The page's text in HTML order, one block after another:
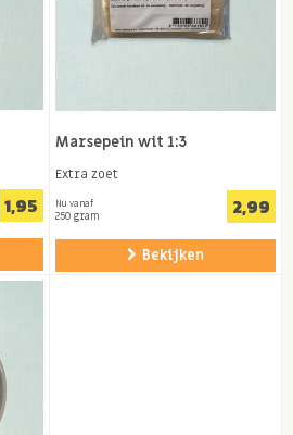
1,95
Marsepein wit 1:3
Extra zoet
Nu vanaf
250 gram 2,99
Bekijken